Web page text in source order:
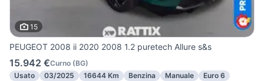
15
PEUGEOT 2008 ii 2020 2008 1.2 puretech Allure s&s
15.942 €Curno (BG)
Usato
03/2025 16644 Km Benzina Manuale
Euro 6